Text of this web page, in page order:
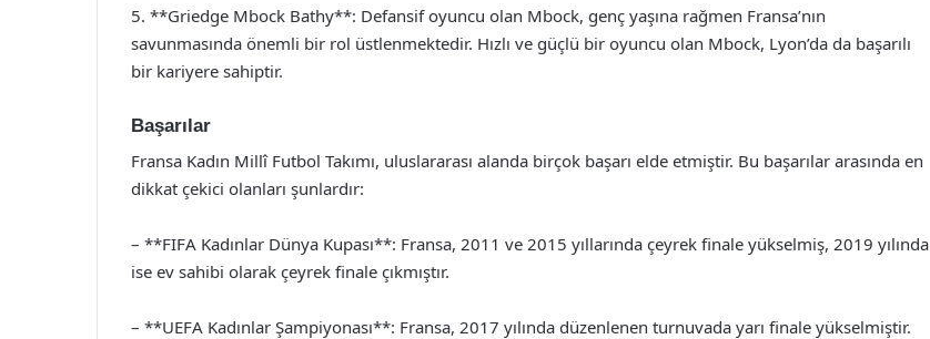
5. **Griedge Mbock Bathy**: Defansif oyuncu olan Mbock, genç yaşına rağmen Fransa’nın
savunmasında önemli bir rol üstlenmektedir. Hızlı ve güçlü bir oyuncu olan Mbock, Lyon’da da başarılı
bir kariyere sahiptir.
Başarılar
Fransa Kadın Millî Futbol Takımı, uluslararası alanda birçok başarı elde etmiştir. Bu başarılar arasında en
dikkat çekici olanları şunlardır:
– **FIFA Kadınlar Dünya Kupası**: Fransa, 2011 ve 2015 yıllarında çeyrek finale yükselmiş, 2019 yılında
ise ev sahibi olarak çeyrek finale çıkmıştır.
– **UEFA Kadınlar Şampiyonası**: Fransa, 2017 yılında düzenlenen turnuvada yarı finale yükselmiştir.